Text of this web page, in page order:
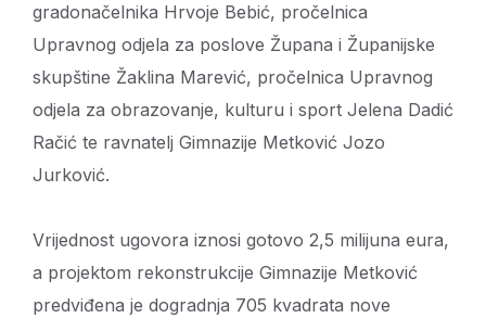
gradonačelnika Hrvoje Bebić, pročelnica
Upravnog odjela za poslove Župana i Županijske
skupštine Žaklina Marević, pročelnica Upravnog
odjela za obrazovanje, kulturu i sport Jelena Dadić
Račić te ravnatelj Gimnazije Metković Jozo
Jurković.
Vrijednost ugovora iznosi gotovo 2,5 milijuna eura,
a projektom rekonstrukcije Gimnazije Metković
predviđena je dogradnja 705 kvadrata nove